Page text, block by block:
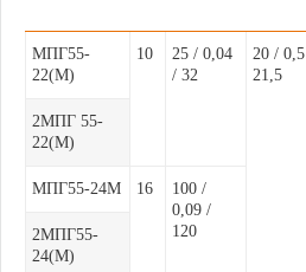
МПГ55-
22(М)
10
25 / 0,04
/ 32
20 /
21,5
2МПГ 55-
22(М)
МПГ55-24М 16
100 /
0,09 /
120
2МПГ55-
24(М)